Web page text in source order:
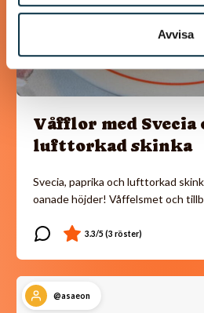
Avvisa
Våfflor med Svecia
lufttorkad skinka
Svecia, paprika och lufttorkad
oanade höjder! Våffelsmet och
@asaeon